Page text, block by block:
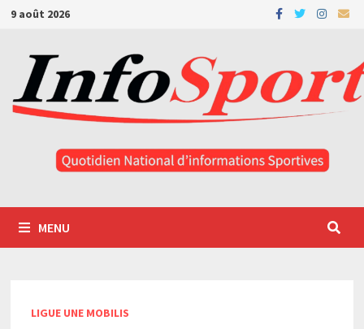
Passer
contenu
9 août 2026
MENU
LIGUE UNE MOBILIS